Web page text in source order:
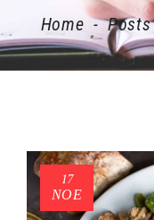
Home - Posts
17
ΝΟΈ